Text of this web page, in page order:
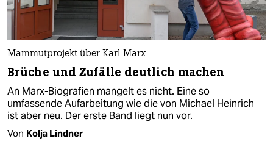
Mammutprojekt über Karl Marx
Brüche und Zufälle deutlich machen
An Marx-Biografien mangelt es nicht. Eine so
umfassende Aufarbeitung wie die von Michael Heinrich
ist aber neu. Der erste Band liegt nun vor.
Von Kolja Lindner